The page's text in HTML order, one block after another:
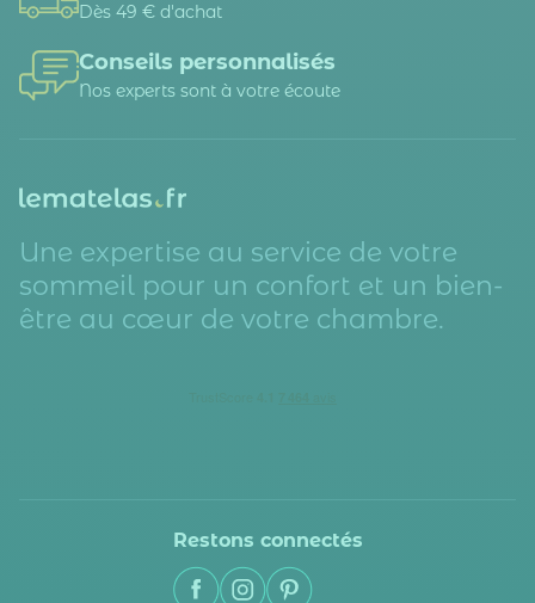
Dès 49 € d'achat
Conseils personnalisés
Nos experts sont à votre écoute
Une expertise au service de votre
sommeil pour un confort et un bien-
être au cœur de votre chambre.
Restons connectés